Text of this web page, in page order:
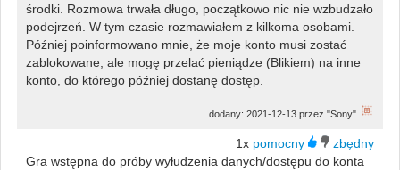
środki. Rozmowa trwała długo, początkowo nic nie wzbudzało
podejrzeń. W tym czasie rozmawiałem z kilkoma osobami.
Później poinformowano mnie, że moje konto musi zostać
zablokowane, ale mogę przelać pieniądze (Blikiem) na inne
konto, do którego później dostanę dostęp.
dodany: 2021-12-13 przez "Sony"
1x
Gra wstępna do próby wyłudzenia danych/dostępu do konta